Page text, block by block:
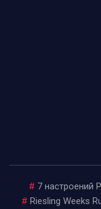
# 7 настроений
# Riesling Weeks